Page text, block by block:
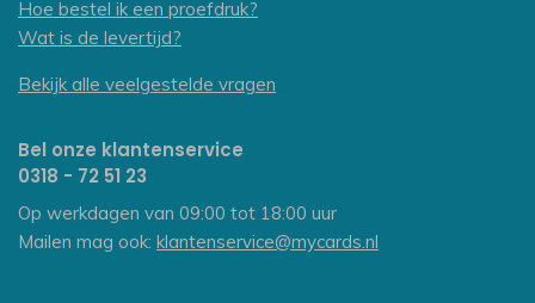
Hoe bestel ik een proefdruk?
Wat is de levertijd?
Bekijk alle veelgestelde vragen
Bel onze klantenservice
0318 - 72 51 23
Op werkdagen van 09:00 tot 18:00 uur
Mailen mag ook: klantenservice@mycards.nl